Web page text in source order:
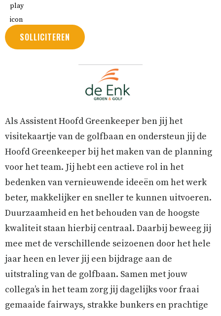
SOLLICITEREN
Als Assistent Hoofd Greenkeeper ben jij het
visitekaartje van de golfbaan en ondersteun jij de
Hoofd Greenkeeper bij het maken van de planning
voor het team. Jij hebt een actieve rol in het
bedenken van vernieuwende ideeën om het werk
beter, makkelijker en sneller te kunnen uitvoeren.
Duurzaamheid en het behouden van de hoogste
kwaliteit staan hierbij centraal. Daarbij beweeg jij
mee met de verschillende seizoenen door het hele
jaar heen en lever jij een bijdrage aan de
uitstraling van de golfbaan. Samen met jouw
collega’s in het team zorg jij dagelijks voor fraai
gemaaide fairways, strakke bunkers en prachtige